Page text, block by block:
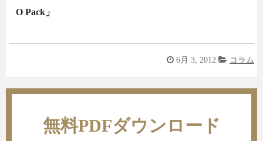
O Pack」
6月 3, 2012 コラム
無料PDFダウンロード